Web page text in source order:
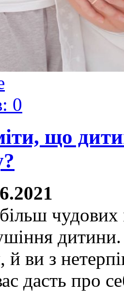
0
що
чудових
й ви з
дасть про